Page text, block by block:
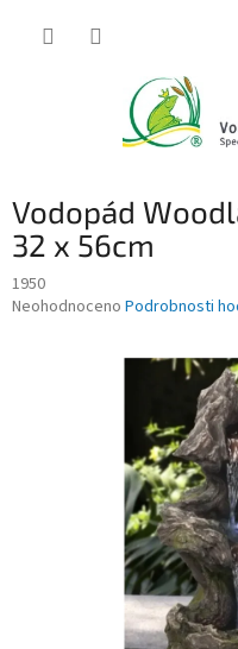
Vodopád
32 x 56cm
1950
Průměrné
Neohodnoceno Podrobnosti